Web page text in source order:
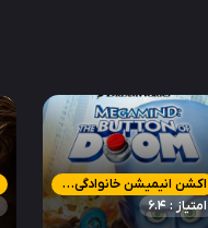
اکشن انیمیشن خانوادگی علمی تخیلی کمدی کوتاه
امتیاز : 6.4